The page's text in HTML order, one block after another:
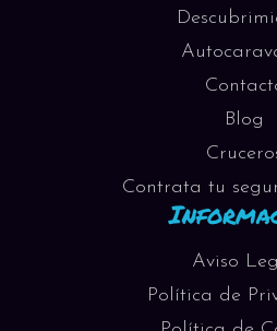
Blog
Contrata tu
Aviso
Política de